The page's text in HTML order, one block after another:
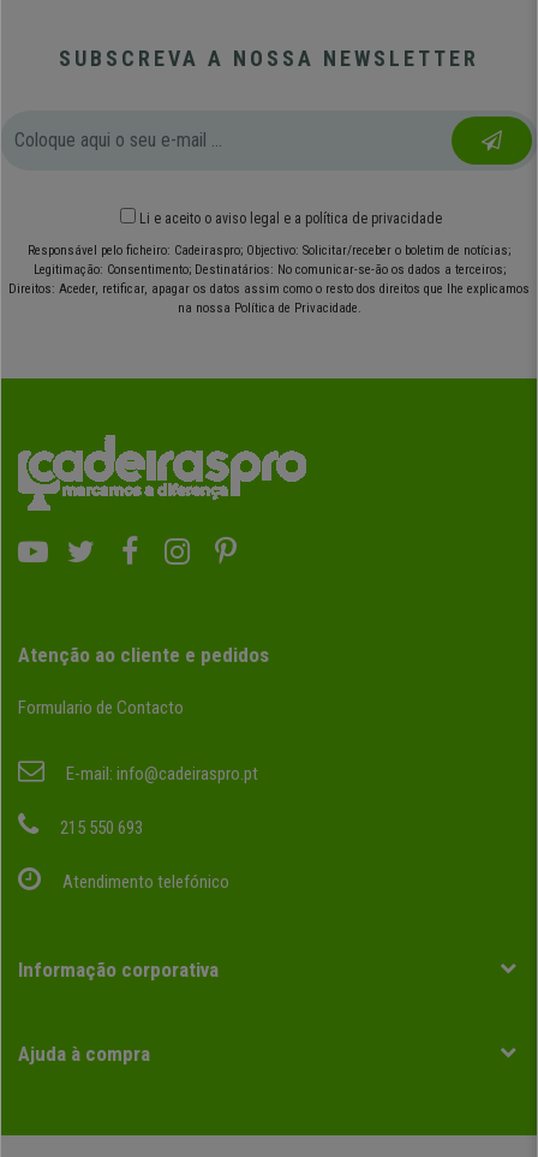
SUBSCREVA A NOSSA NEWSLETTER
Li e aceito o aviso legal e a política de privacidade
Responsável pelo ficheiro: Cadeiraspro; Objectivo: Solicitar/receber o boletim de notícias;
Legitimação: Consentimento; Destinatários: No comunicar-se-ão os dados a terceiros;
Direitos: Aceder, retificar, apagar os datos assim como o resto dos direitos que lhe explicamos
na nossa Política de Privacidade.
Atenção ao cliente e pedidos
Formulario de Contacto
E-mail: info@cadeiraspro.pt
215 550 693
Atendimento telefónico
Informação corporativa
Ajuda à compra